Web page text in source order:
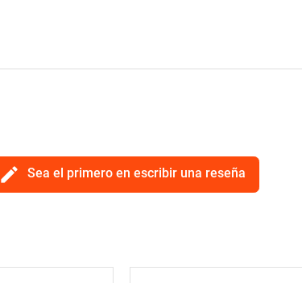
edit Sea el primero en escribir una reseña